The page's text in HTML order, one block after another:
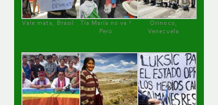
Vale mata, Brasil
Tía María no va !
Perú
Orinoco,
Venezuela